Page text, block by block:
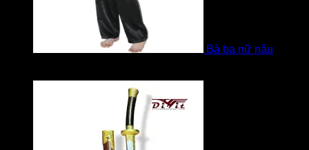
Bà ba nữ nâu